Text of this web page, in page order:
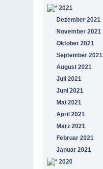
2021
Dezember 2021
November 2021
Oktober 2021
September 2021
August 2021
Juli 2021
Juni 2021
Mai 2021
April 2021
März 2021
Februar 2021
Januar 2021
2020